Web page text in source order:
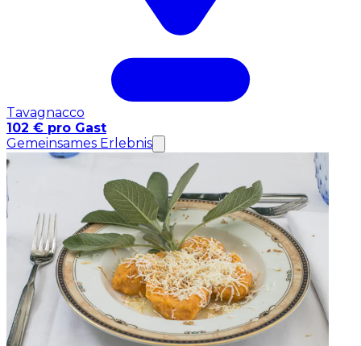
Tavagnacco
102 € pro Gast
Gemeinsames Erlebnis